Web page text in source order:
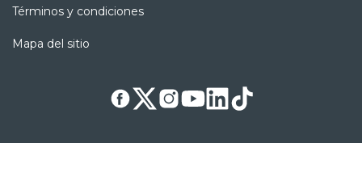
Términos y condiciones
Mapa del sitio